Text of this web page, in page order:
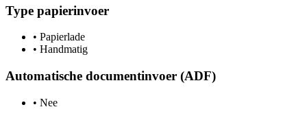
Type papierinvoer
• Papierlade
• Handmatig
Automatische documentinvoer (ADF)
• Nee